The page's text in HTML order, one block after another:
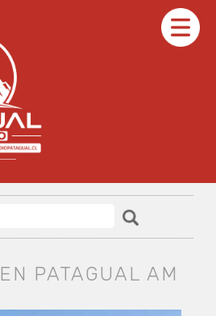
EN PATAGUAL AM